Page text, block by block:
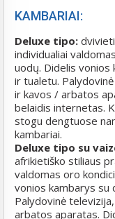
KAMBARIAI:
Deluxe tipo:
individualiai
uodų. Didelis vonios
ir tualetu.
ir kavos / arbatos
belaidis internetas.
stogu dengtuose
kambariai.
Deluxe tipo su
afrikietiško stiliaus
valdomas oro
vonios kambarys su
Palydovinė
arbatos aparatas.